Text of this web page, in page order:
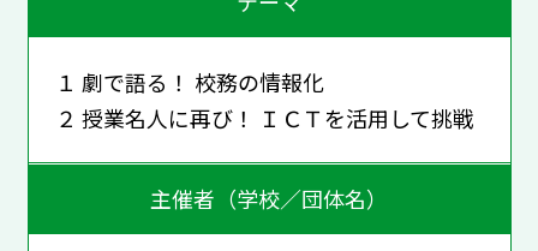
１ 劇で語る！ 校務の情報化
２ 授業名人に再び！ ＩＣＴを活用して挑戦
主催者（学校／団体名）